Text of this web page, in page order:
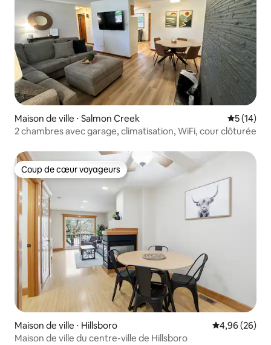
Maison de ville ⋅ Salmon Creek
5 (14)
2 chambres avec garage, climatisation, WiFi, cour clôturée
Coup de cœur voyageurs
Coup de cœur voyageurs
Maison de ville ⋅ Hillsboro Évaluation
4,96 (26)
Maison de ville du centre-ville de Hillsboro